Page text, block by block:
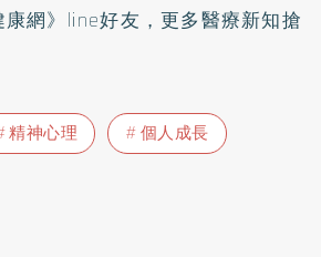
康網》line好友 ，更多醫療新知搶
精神心理
個人成長